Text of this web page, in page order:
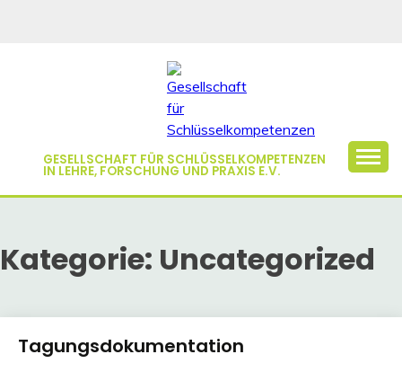
GESELLSCHAFT FÜR SCHLÜSSELKOMPETENZEN
IN LEHRE, FORSCHUNG UND PRAXIS E.V.
Kategorie: Uncategorized
Tagungsdokumentation